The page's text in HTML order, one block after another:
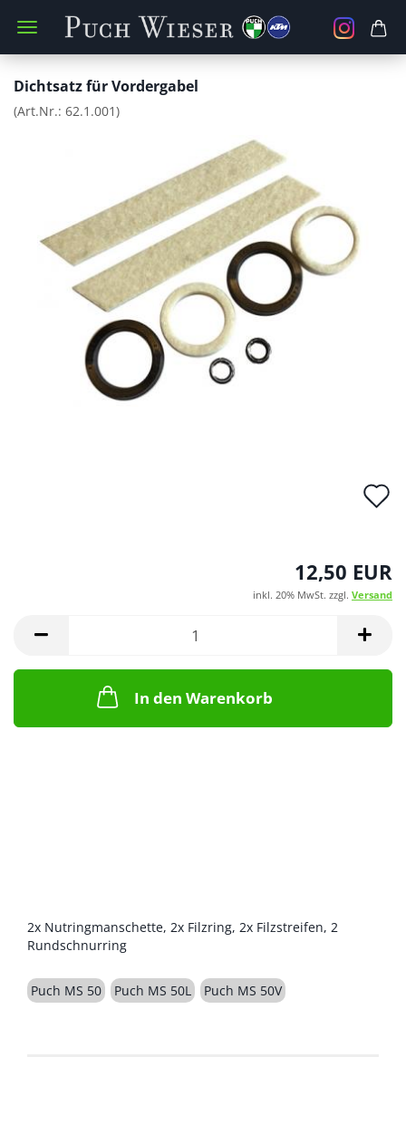
Dichtsatz für Vordergabel
(Art.Nr.: 62.1.001)
12,50 EUR
inkl. 20% MwSt. zzgl. Versand
In den Warenkorb
2x Nutringmanschette, 2x Filzring, 2x Filzstreifen, 2
Rundschnurring
Puch MS 50 Puch MS 50L Puch MS 50V